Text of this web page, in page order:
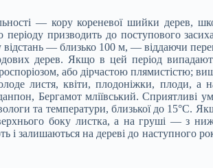
— кору кореневої шийки дерев,
періоду призводить до поступового
— близько 100 м, — віддаючи
дерев. Якщо в цей період
або дірчастою плямистістю;
листя, квіти, плодоніжки, плоди,
Бергамот мліївський. Сприятливі
та температури, близької до 15°C.
боку листка, а на груші — з
і залишаються на дереві до наступного